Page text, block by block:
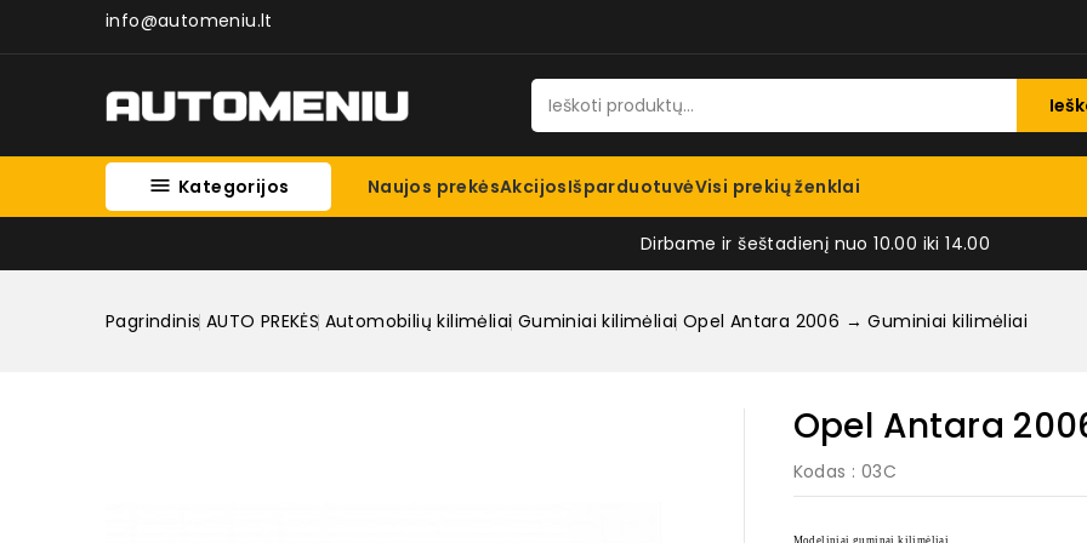
info@automeniu.lt
 Kategorijos Naujos prekėsAkcijosIšparduotuvėVisi prekių ženklai
Dirbame ir šeštadienį nuo 10.00 iki 14.00
Pagrindinis AUTO PREKĖS Automobilių kilimėliai Guminiai kilimėliai Opel Antara 2006 → Guminiai kilimėliai
Opel Antara
Kodas : 03C
Modeliniai guminai kilimėliai